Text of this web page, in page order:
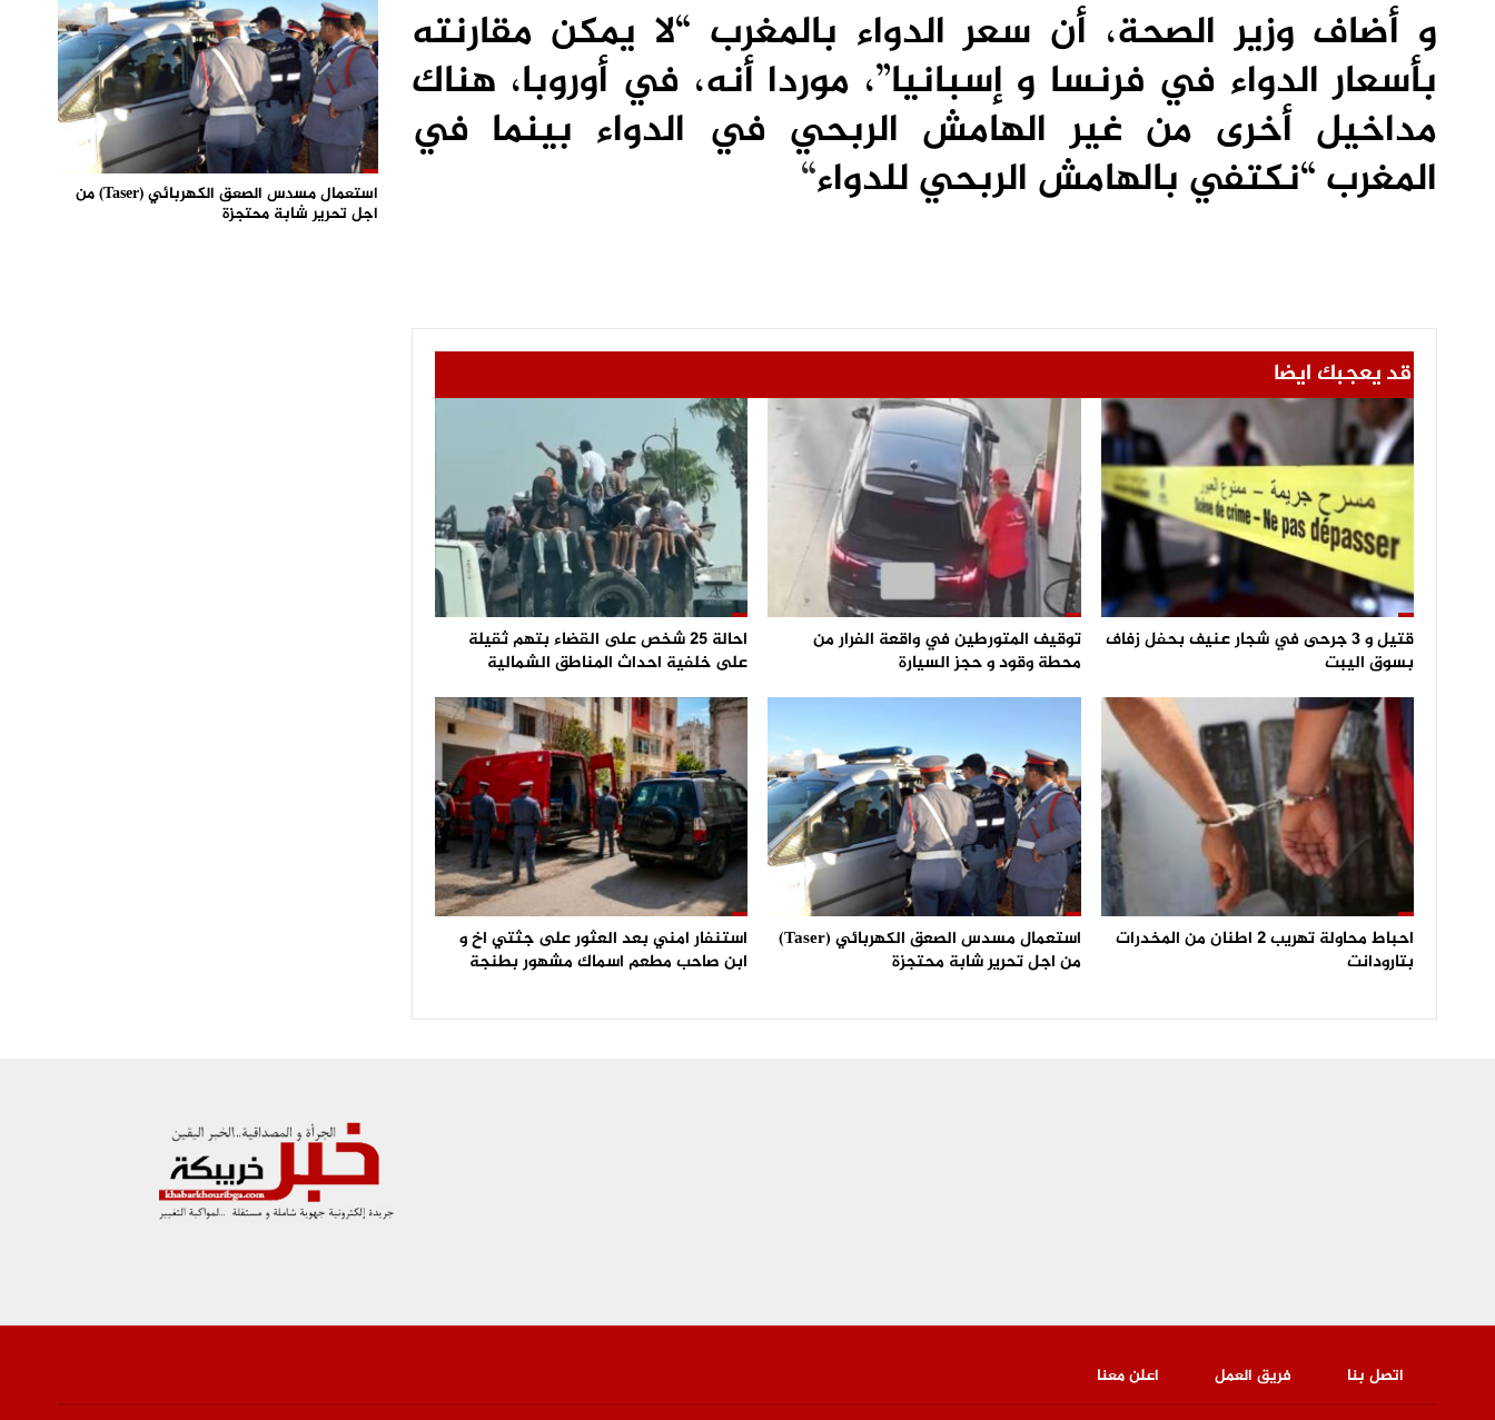
و أضاف وزير الصحة، أن سعر الدواء بالمغرب “لا يمكن مقارنته
بأسعار الدواء في فرنسا و إسبانيا”، موردا أنه، في أوروبا، هناك
مداخيل أخرى من غير الهامش الربحي في الدواء بينما في
المغرب “نكتفي بالهامش الربحي للدواء“
قد يعجبك ايضا
قتيل و 3 جرحى في شجار عنيف بحفل زفاف
بسوق اليبت
توقيف المتورطين في واقعة الفرار من
محطة وقود و حجز السيارة
احالة 25 شخص على القضاء بتهم ثقيلة
على خلفية احداث المناطق الشمالية
احباط محاولة تهريب 2 اطنان من المخدرات
بتارودانت
استعمال مسدس الصعق الكهربائي (Taser)
من اجل تحرير شابة محتجزة
استنفار امني بعد العثور على جثتي اخ و
ابن صاحب مطعم اسماك مشهور بطنجة
استعمال مسدس الصعق الكهربائي (Taser) من
اجل تحرير شابة محتجزة
اتصل بنا فريق العمل اعلن معنا